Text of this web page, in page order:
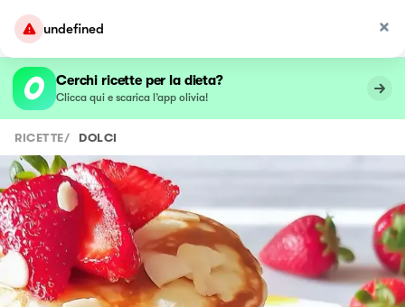
undefined
Cerchi ricette per la dieta?
Clicca qui e scarica l’app olivia!
RICETTE/ DOLCI